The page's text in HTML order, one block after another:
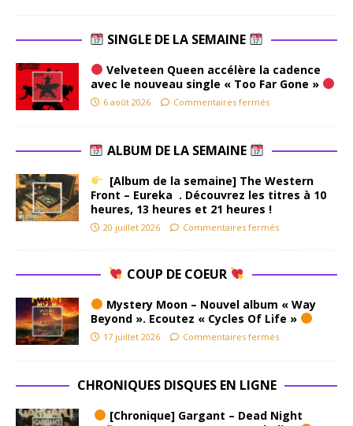
SINGLE DE LA SEMAINE
Velveteen Queen accélère la cadence
avec le nouveau single « Too Far Gone »
6 août 2026 Commentaires fermés
ALBUM DE LA SEMAINE
[Album de la semaine] The Western
Front – Eureka . Découvrez les titres à 10
heures, 13 heures et 21 heures !
20 juillet 2026 Commentaires fermés
COUP DE COEUR
Mystery Moon – Nouvel album « Way
Beyond ». Ecoutez « Cycles Of Life »
17 juillet 2026 Commentaires fermés
CHRONIQUES DISQUES EN LIGNE
[Chronique] Gargant – Dead Night